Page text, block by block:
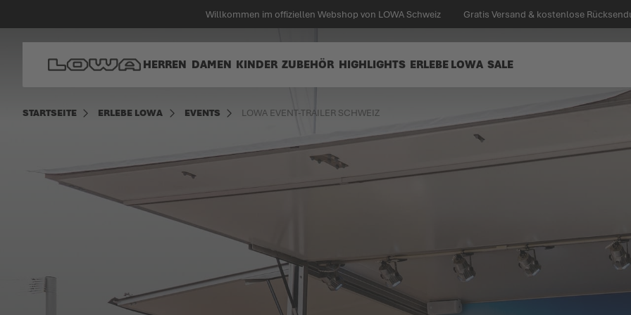
Willkommen im offiziellen Webshop von LOWA Schweiz Gratis Versand & kostenlose
HERREN DAMEN KINDER ZUBEHÖR HIGHLIGHTS ERLEBE LOWA SALE
STARTSEITE ERLEBE LOWA EVENTS LOWA EVENT-TRAILER SCHWEIZ